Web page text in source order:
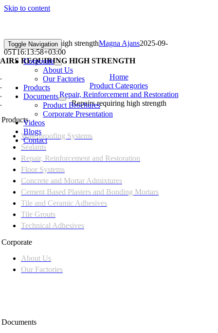
Skip to content
Toggle Navigation
Corporate
About Us
Our Factories
Products
Documents
Product Brochures
Corporate Presentation
Videos
Blogs
Contact
Repairs requiring high strengthMagna Ajans2025-09-
05T16:13:58+03:00
REQUIRING HIGH STRENGTH
Home
Product Categories
Repair, Reinforcement and Restoration
Repairs requiring high strength
Products
Waterproofing Systems
Sealants
Repair, Reinforcement and Restoration
Floor Systems
Concrete and Mortar Admixtures
Cement Based Plasters and Bonding Mortars
Tile and Ceramic Adhesives
Tile Grouts
Technical Adhesives
Corporate
About Us
Our Factories
Documents